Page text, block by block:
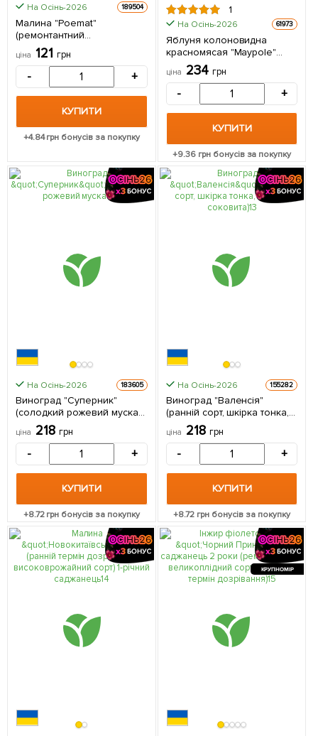
На Осінь-2026 189504
Малина "Poemat"
(ремонтантний
високоврожайний сорт) 1
шт в упаковці
ціна 121 грн
- +
КУПИТИ
+4.84грн бонусів за покупку
1
На Осінь-2026 61973
Яблуня колоновидна
красномясая "Maypole"
(декоративний сорт, високі
смакові якості плодів,
середній термін
дозрівання) 1 саджанець в
упаковці
ціна 234 грн
- +
КУПИТИ
+9.36грн бонусів за покупку
На Осінь-2026 183605
Виноград "Суперник"
(солодкий рожевий мускат)
1 саджанець в упаковці
ціна 218 грн
- +
КУПИТИ
+8.72грн бонусів за покупку
На Осінь-2026 155282
Виноград "Валенсія"
(ранній сорт, шкірка тонка,
м'якоть соковита) 1
саджанець в упаковці
ціна 218 грн
- +
КУПИТИ
+8.72 грн бонусів за покупку
КРУПНОМІР